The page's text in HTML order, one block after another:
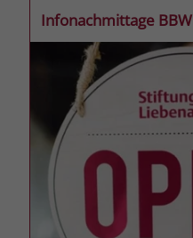
Infonachmittage BBW